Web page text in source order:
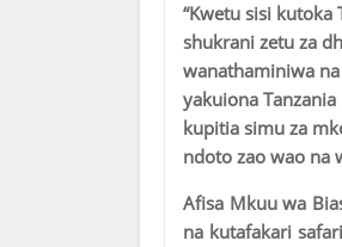
“Kwetu sisi
shukrani zetu za
wanathaminiwa
yakuiona
kupitia simu za
ndoto zao wao na
Afisa Mkuu wa
na kutafakari